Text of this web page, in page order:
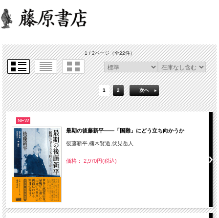
1 / 2ページ（全22件）
1 2 次へ
NEW
最期の後藤新平――「国難」にどう立ち向かうか
後藤新平,楠木賢道,伏見岳人
価格： 2,970円(税込)